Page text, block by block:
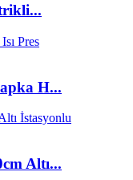
H...
Altı...